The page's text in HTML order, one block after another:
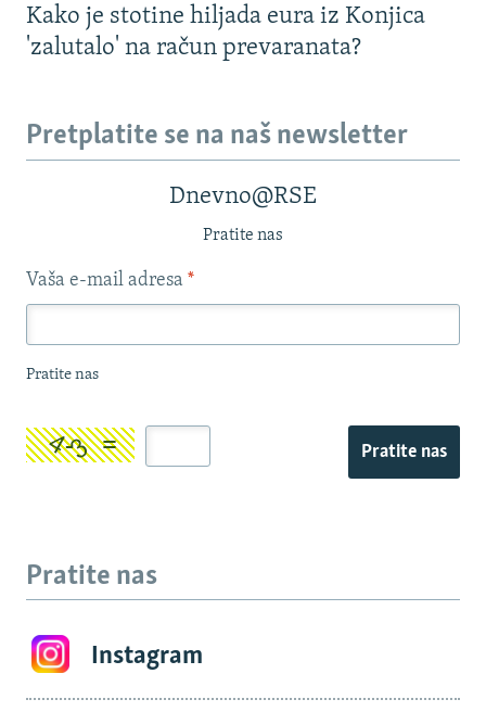
Kako je stotine hiljada eura iz Konjica
'zalutalo' na račun prevaranata?
Pretplatite se na naš newsletter
Dnevno@RSE
Pratite nas
Vaša e-mail adresa *
Pratite nas
Pratite nas
Pratite nas
Instagram